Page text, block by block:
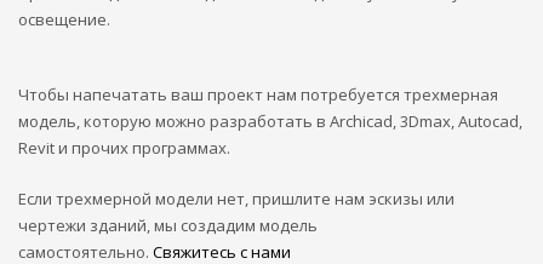
освещение.
Чтобы напечатать ваш проект нам потребуется трехмерная
модель, которую можно разработать в Archicad, 3Dmax, Autocad,
Revit и прочих программах.
Если трехмерной модели нет, пришлите нам эскизы или
чертежи зданий, мы создадим модель
самостоятельно. Свяжитесь с нами